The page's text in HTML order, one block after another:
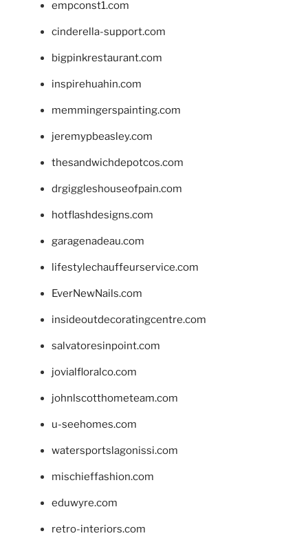
empconst1.com
cinderella-support.com
bigpinkrestaurant.com
inspirehuahin.com
memmingerspainting.com
jeremypbeasley.com
thesandwichdepotcos.com
drgiggleshouseofpain.com
hotflashdesigns.com
garagenadeau.com
lifestylechauffeurservice.com
EverNewNails.com
insideoutdecoratingcentre.com
salvatoresinpoint.com
jovialfloralco.com
johnlscotthometeam.com
u-seehomes.com
watersportslagonissi.com
mischieffashion.com
eduwyre.com
retro-interiors.com